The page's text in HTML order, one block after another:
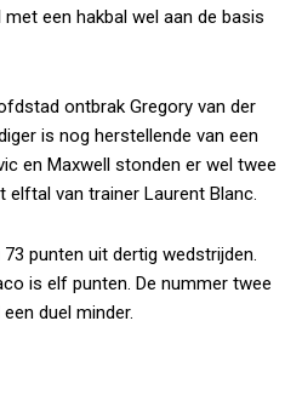
een hakbal wel aan de basis
ontbrak Gregory van der
is nog herstellende van een
en Maxwell stonden er wel twee
elftal van trainer Laurent Blanc.
punten uit dertig wedstrijden.
is elf punten. De nummer twee
duel minder.